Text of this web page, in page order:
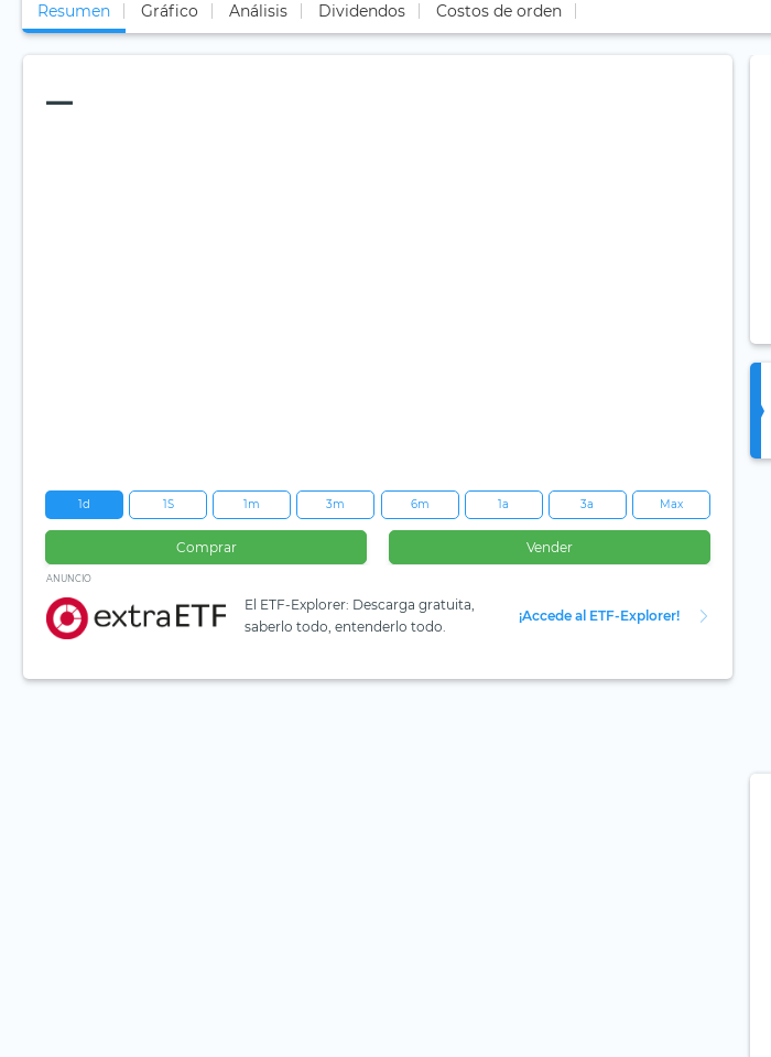
Resumen Gráfico Análisis Dividendos Costos de orden
—
1d 1S 1m 3m 6m 1a 3a Max
Comprar Vender
ANUNCIO
El ETF-Explorer: Descarga gratuita,
saberlo todo, entenderlo todo.
¡Accede al ETF-Explorer!